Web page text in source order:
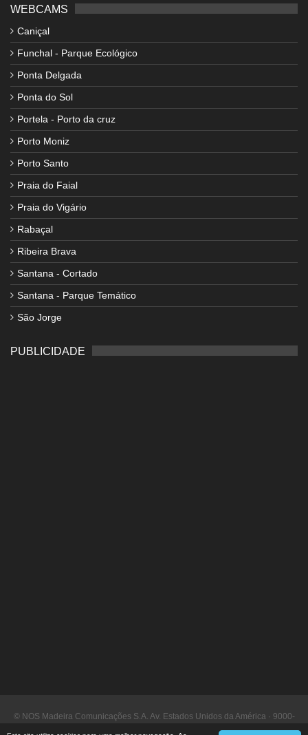
WEBCAMS
Caniçal
Funchal - Parque Ecológico
Ponta Delgada
Ponta do Sol
Portela - Porto da cruz
Porto Moniz
Porto Santo
Praia do Faial
Praia do Vigário
Rabaçal
Ribeira Brava
Santana - Cortado
Santana - Parque Temático
São Jorge
PUBLICIDADE
© NOS Madeira Comunicações S.A. Av. Estados Unidos da América · 9000-
090 Funchal